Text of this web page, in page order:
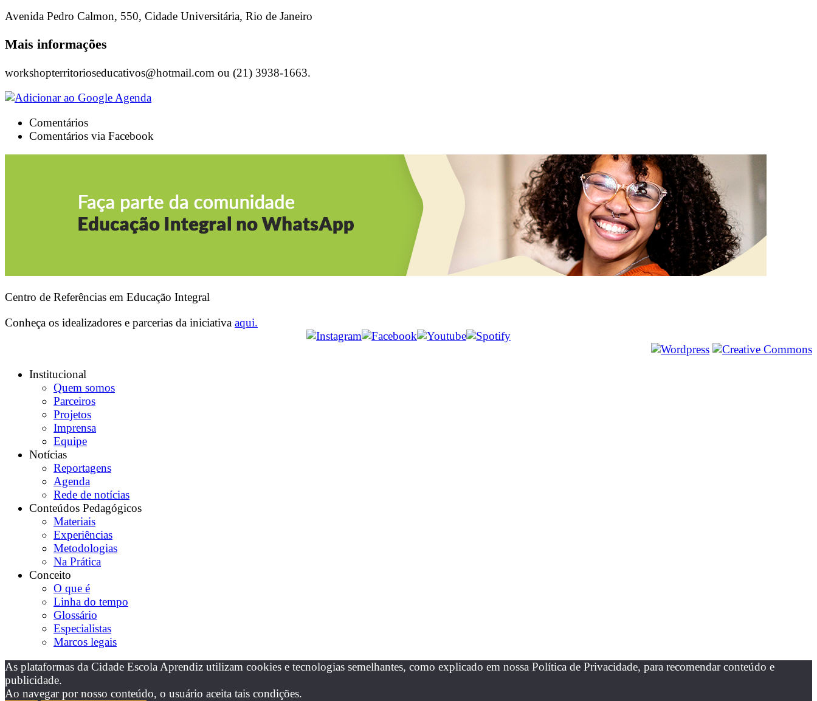
Avenida Pedro Calmon, 550, Cidade Universitária, Rio de Janeiro
Mais informações
workshopterritorioseducativos@hotmail.com ou (21) 3938-1663.
Comentários
Comentários via Facebook
Centro de Referências em Educação Integral
Conheça os idealizadores e parcerias da iniciativa aqui.
Institucional
Quem somos
Parceiros
Projetos
Imprensa
Equipe
Notícias
Reportagens
Agenda
Rede de notícias
Conteúdos Pedagógicos
Materiais
Experiências
Metodologias
Na Prática
Conceito
O que é
Linha do tempo
Glossário
Especialistas
Marcos legais
As plataformas da Cidade Escola Aprendiz utilizam cookies e tecnologias semelhantes, como explicado em nossa Política de Privacidade, para recomendar conteúdo e
publicidade.
Ao navegar por nosso conteúdo, o usuário aceita tais condições.